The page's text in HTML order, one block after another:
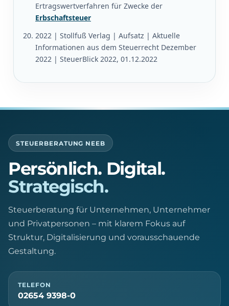
Ertragswertverfahren für Zwecke der
Erbschaftsteuer
2022 | Stollfuß Verlag | Aufsatz | Aktuelle
Informationen aus dem Steuerrecht Dezember
2022 | SteuerBlick 2022, 01.12.2022
STEUERBERATUNG NEEB
Persönlich. Digital.
Strategisch.
Steuerberatung für Unternehmen, Unternehmer
und Privatpersonen – mit klarem Fokus auf
Struktur, Digitalisierung und vorausschauende
Gestaltung.
TELEFON
02654 9398-0